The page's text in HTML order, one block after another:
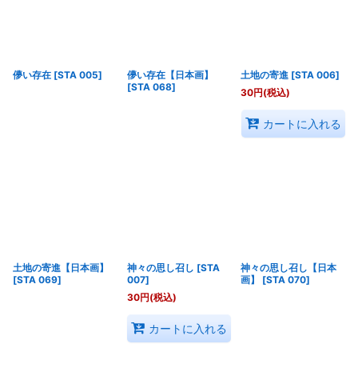
儚い存在 [STA 005]
儚い存在【日本画】
[STA 068]
土地の寄進 [STA 006]
30円(税込)
カートに入れる
土地の寄進【日本画】
[STA 069]
神々の思し召し [STA
007]
30円(税込)
カートに入れる
神々の思し召し【日本
画】
[STA 070]